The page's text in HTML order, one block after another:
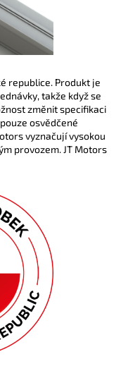
republice. Produkt je
takže když se
změnit specifikaci
osvědčené
vyznačují vysokou
provozem. JT Motors